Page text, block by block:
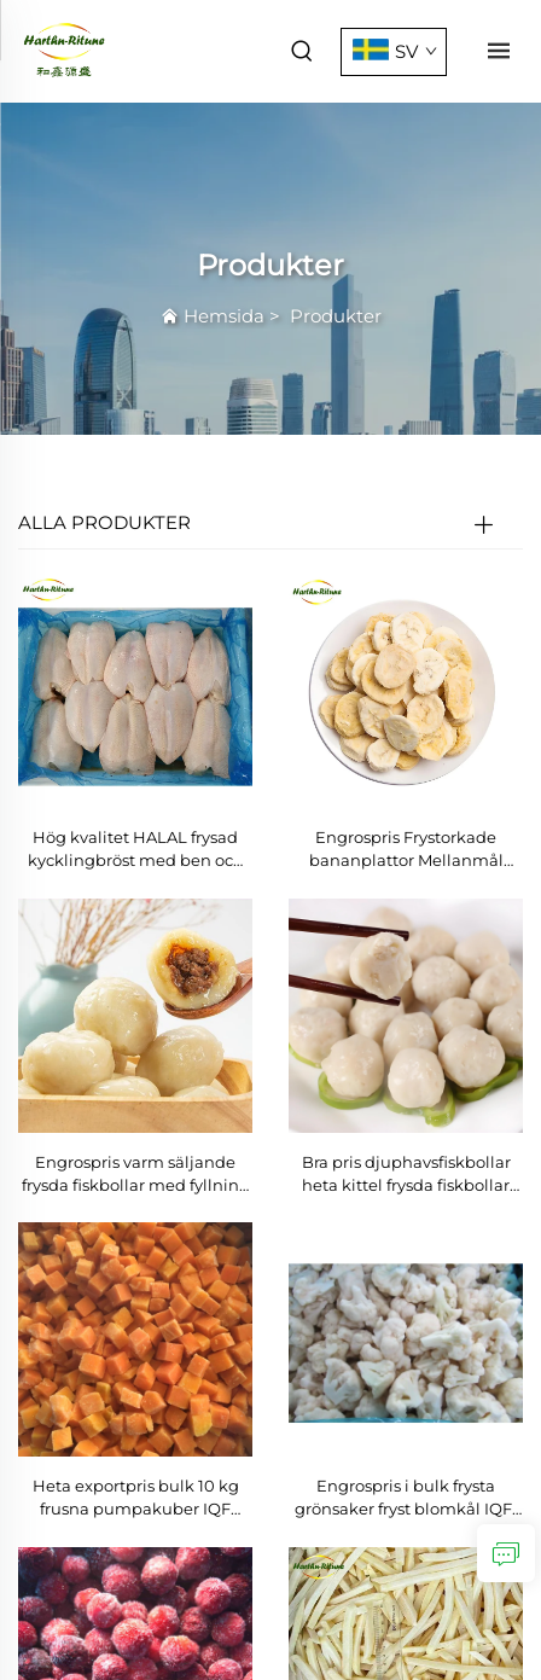
SV
Produkter
Hemsida> Produkter
ALLA PRODUKTER
Hög kvalitet HALAL frysad
kycklingbröst med ben och
Engrospris Frystorkade
bananplattor Mellanmål
bananchips
Engrospris varm säljande
frysda fiskbollar med fyllning
Bra pris djuphavsfiskbollar
heta kittel frysda fiskbollar
Heta exportpris bulk 10 kg
frusna pumpakuber IQF
Engrospris i bulk frysta
grönsaker fryst blomkål IQF-